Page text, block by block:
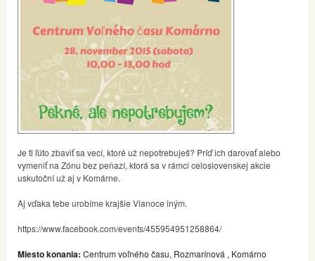
Je ti ľúto zbaviť sa vecí, ktoré už nepotrebuješ? Príď ich darovať alebo
vymeniť na Zónu bez peňazí, ktorá sa v rámci celoslovenskej akcie
uskutoční už aj v Komárne.
Aj vďaka tebe urobíme krajšie Vianoce iným.
https://www.facebook.com/events/455954951258864/
Miesto konania: Centrum voľného času, Rozmarínová , Komárno